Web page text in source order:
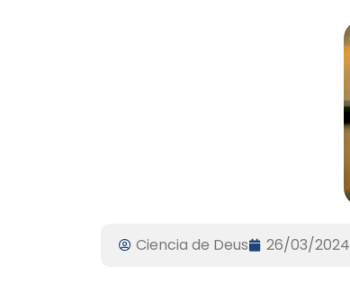
Ciencia de Deus 26/03/2024